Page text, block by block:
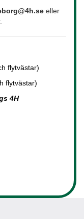
eller
flytvästar)
flytvästar)
4H